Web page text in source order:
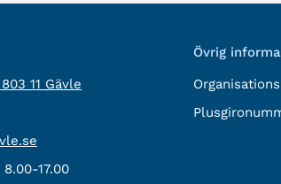
11 Gävle
17.00
Övrig